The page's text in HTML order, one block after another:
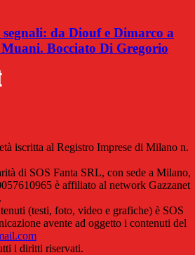
da Diouf e Dimarco a
Bocciato Di Gregorio
iscritta al Registro Imprese di Milano n.
di SOS Fanta SRL, con sede a Milano,
è affiliato al network Gazzanet
(testi, foto, video e grafiche) è SOS
avente ad oggetto i contenuti del
i diritti riservati.